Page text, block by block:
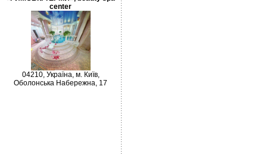
center
04210, Україна, м. Київ,
Оболонська Набережна, 17